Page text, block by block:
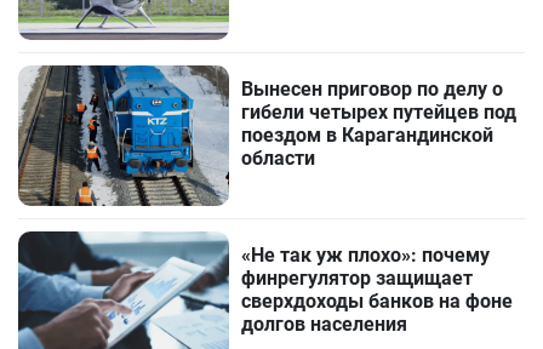
Вынесен приговор по делу о
гибели четырех путейцев под
поездом в Карагандинской
области
«Не так уж плохо»: почему
финрегулятор защищает
сверхдоходы банков на фоне
долгов населения